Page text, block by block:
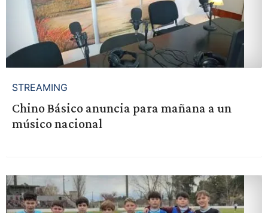
STREAMING
Chino Básico anuncia para mañana a un
músico nacional